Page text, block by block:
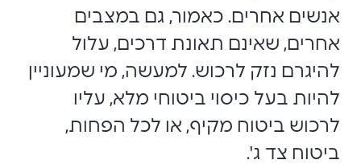
אנשים אחרים. כאמור, גם במצבים
אחרים, שאינם תאונת דרכים, עלול
להיגרם נזק לרכוש. למעשה, מי שמעוניין
להיות בעל כיסוי ביטוחי מלא, עליו
לרכוש ביטוח מקיף, או לכל הפחות,
ביטוח צד ג'.